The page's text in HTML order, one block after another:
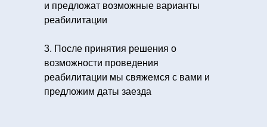
и предложат возможные варианты
реабилитации
3. После принятия решения о
возможности проведения
реабилитации мы свяжемся с вами и
предложим даты заезда